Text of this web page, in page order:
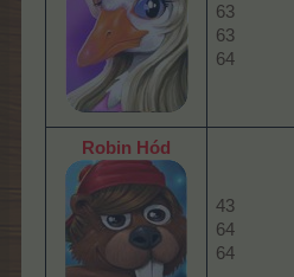
63
63
64
Robin Hód
43
64
64